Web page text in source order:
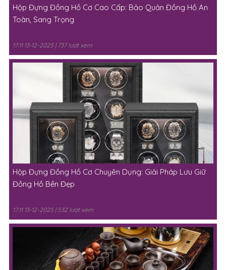
Hộp Đựng Đồng Hồ Cơ Cao Cấp: Bảo Quản Đồng Hồ An
Toàn, Sang Trọng
17:11 13-12-2025 | 737 lượt xem
Hộp Đựng Đồng Hồ Cơ Chuyên Dụng: Giải Pháp Lưu Giữ
Đồng Hồ Bền Đẹp
17:11 13-12-2025 | 532 lượt xem